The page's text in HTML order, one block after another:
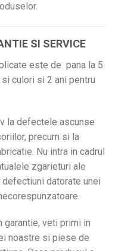
SI SERVICE
este de pana la 5
culori si 2 ani pentru
la defectele ascunse
precum si la
Nu intra in cadrul
zgarieturi ale
datorate unei
garantie, veti primi in
noastre si piese de